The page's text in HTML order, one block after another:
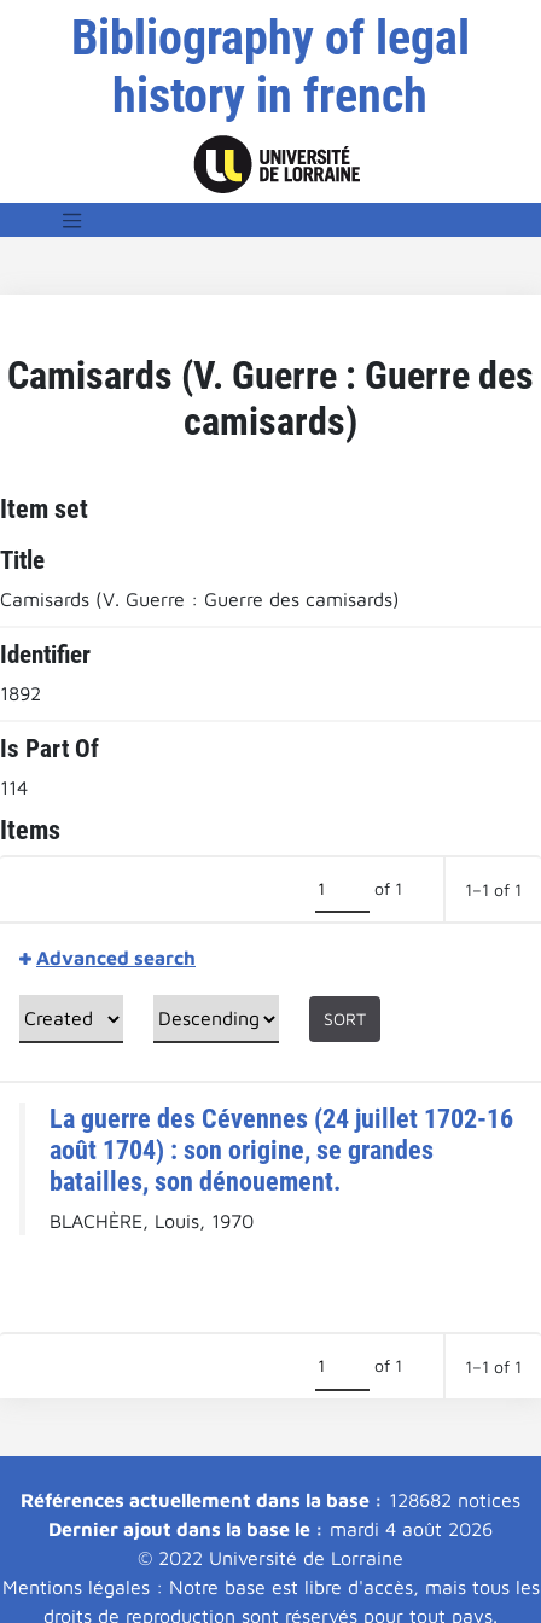
Bibliography of legal
history in french
Camisards (V. Guerre : Guerre des
camisards)
Item set
Title
Camisards (V. Guerre : Guerre des camisards)
Identifier
1892
Is Part Of
114
Items
of 1 1–1 of 1
Advanced search
SORT
La guerre des Cévennes (24 juillet 1702-16
août 1704) : son origine, se grandes
batailles, son dénouement.
BLACHÈRE, Louis, 1970
of 1 1–1 of 1
Références actuellement dans la base : 128682 notices
Dernier ajout dans la base le : mardi 4 août 2026
© 2022 Université de Lorraine
Mentions légales : Notre base est libre d'accès, mais tous les
droits de reproduction sont réservés pour tout pays.